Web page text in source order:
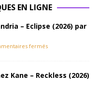
EN LIGNE
– Eclipse (2026) par
fermés
Kane – Reckless (2026)